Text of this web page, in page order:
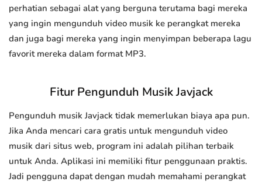
perhatian sebagai alat yang berguna terutama bagi mereka
yang ingin mengunduh video musik ke perangkat mereka
dan juga bagi mereka yang ingin menyimpan beberapa lagu
favorit mereka dalam format MP3.
Fitur Pengunduh Musik Javjack
Pengunduh musik Javjack tidak memerlukan biaya apa pun.
Jika Anda mencari cara gratis untuk mengunduh video
musik dari situs web, program ini adalah pilihan terbaik
untuk Anda. Aplikasi ini memiliki fitur penggunaan praktis.
Jadi pengguna dapat dengan mudah memahami perangkat